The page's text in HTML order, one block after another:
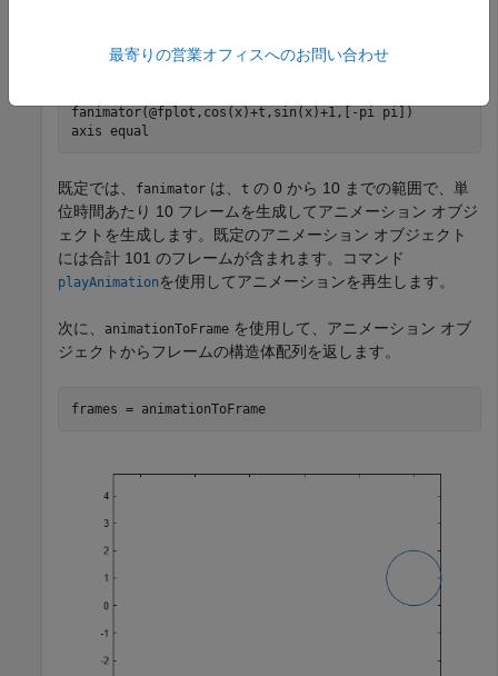
fanimator(@fplot,cos(x)+t,sin(x)+1,[-pi pi])
axis equal
既定では、 fanimator は、 t の 0 から 10 までの範囲で、単
位時間あたり 10 フレームを生成してアニメーション オブジ
ェクトを生成します。既定のアニメーション オブジェクト
には合計 101 のフレームが含まれます。コマンド
playAnimation を使用してアニメーションを再生します。
次に、 animationToFrame を使用して、アニメーション オブ
ジェクトからフレームの構造体配列を返します。
frames = animationToFrame
最寄りの営業オフィスへのお問い合わせ